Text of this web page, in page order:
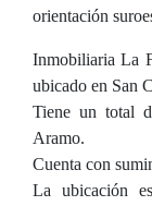
orientación
Inmobiliaria La
ubicado en San
Tiene un total
Aramo.
Cuenta con
La ubicación